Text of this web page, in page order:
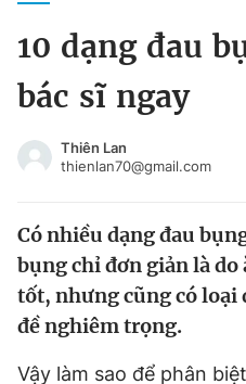
Chuyên mục
Chào ngày mới
Tin thị trường
Video
Đổi mật khẩu
Tin đã lưu
Tin đã xem
10 dạng đau
bác sĩ ngay
Thiên Lan
thienlan70@gmail.com
Có nhiều dạng đau
bụng chỉ đơn giản là
tốt, nhưng cũng có loại
đề nghiêm trọng.
Vậy làm sao để phân